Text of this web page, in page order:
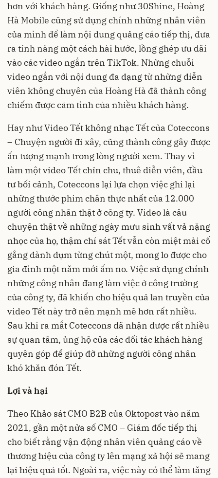
hơn với khách hàng. Giống như 30Shine, Hoàng
Hà Mobile cũng sử dụng chính những nhân viên
của mình để làm nội dung quảng cáo tiếp thị, đưa
ra tính năng một cách hài hước, lồng ghép ưu đãi
vào các video ngắn trên TikTok. Những chuỗi
video ngắn với nội dung đa dạng từ những diễn
viên không chuyên của Hoàng Hà đã thành công
chiếm được cảm tình của nhiều khách hàng.
Hay như Video Tết không nhạc Tết của Coteccons
– Chuyện người đi xây, cũng thành công gây được
ấn tượng mạnh trong lòng người xem. Thay vì
làm một video Tết chỉn chu, thuê diễn viên, đầu
tư bối cảnh, Coteccons lại lựa chọn việc ghi lại
những thước phim chân thực nhất của 12.000
người công nhân thật ở công ty. Video là câu
chuyện thật về những ngày mưu sinh vất vả nặng
nhọc của họ, thậm chí sát Tết vẫn còn miệt mài cố
gắng dành dụm từng chút một, mong lo được cho
gia đình một năm mới ấm no. Việc sử dụng chính
những công nhân đang làm việc ở công trường
của công ty, đã khiến cho hiệu quả lan truyền của
video Tết này trở nên mạnh mẽ hơn rất nhiều.
Sau khi ra mắt Coteccons đã nhận được rất nhiều
sự quan tâm, ủng hộ của các đối tác khách hàng
quyên góp để giúp đỡ những người công nhân
khó khăn đón Tết.
Lợi và hại
Theo Khảo sát CMO B2B của Oktopost vào năm
2021, gần một nửa số CMO – Giám đốc tiếp thị
cho biết rằng vận động nhân viên quảng cáo về
thương hiệu của công ty lên mạng xã hội sẽ mang
lại hiệu quả tốt. Ngoài ra, việc này có thể làm tăng